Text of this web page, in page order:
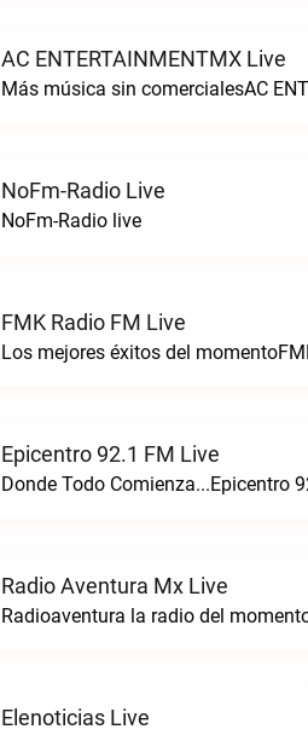
AC ENTERTAINMENTMX Live
Más música sin comercialesAC
NoFm-Radio Live
NoFm-Radio live
FMK Radio FM Live
Los mejores éxitos del
Epicentro 92.1 FM Live
Donde Todo Comienza...Epicentro
Radio Aventura Mx Live
Radioaventura la radio del
Elenoticias Live